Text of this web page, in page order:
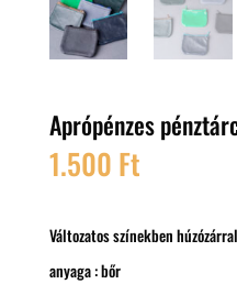
Aprópénzes
1.500 Ft
Változatos színekben
anyaga : bőr